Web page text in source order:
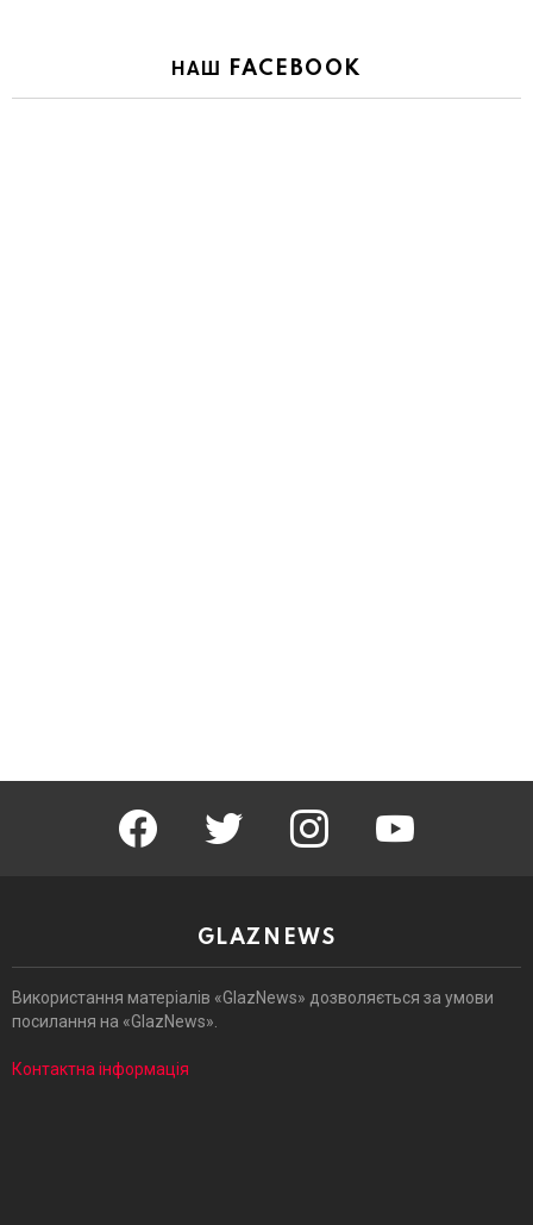
НАШ FACEBOOK
facebook twitter instagram youtube
GLAZNEWS
Використання матеріалів «GlazNews» дозволяється за умови
посилання на «GlazNews».
Контактна інформація